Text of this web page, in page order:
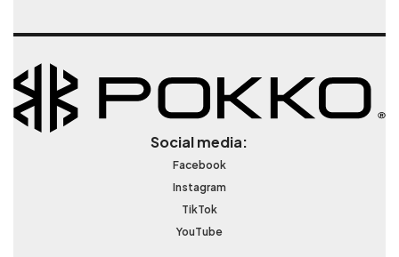
Social media:
Facebook
Instagram
TikTok
YouTube